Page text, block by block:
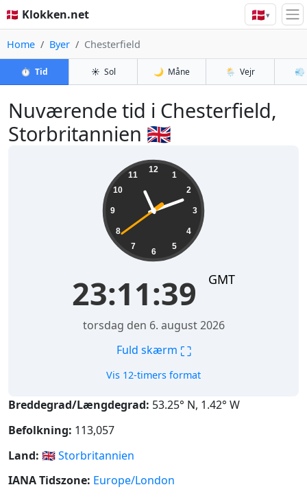
🇩🇰 Klokken.net 🇩🇰▾
Home Byer Chesterfield
⏱️ Tid ☀️ Sol 🌙 Måne 🌦️ Vejr 💨
Nuværende tid i Chesterfield,
Storbritannien 🇬🇧
12
1
2
3
4
5
6
7
8
9
10
11
23:11:39 GMT
torsdag den 6. august 2026
Fuld skærm ⛶
Vis 12-timers format
Breddegrad/Længdegrad: 53.25° N, 1.42° W
Befolkning: 113,057
Land: 🇬🇧Storbritannien
IANA Tidszone: Europe/London